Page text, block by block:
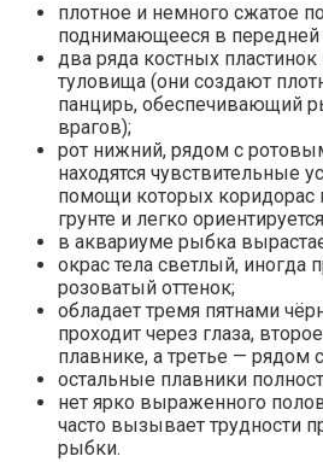
плотное и немного сжатое
поднимающееся в передней
два ряда костных
туловища (они создают
панцирь, обеспечивающий
врагов);
рот нижний, рядом с
находятся чувствительные
помощи которых коридорас
грунте и легко
в аквариуме рыбка
окрас тела светлый, иногда
розоватый оттенок;
обладает тремя пятнами
проходит через глаза,
плавнике, а третье — рядом
остальные плавники
нет ярко выраженного
часто вызывает трудности
рыбки.